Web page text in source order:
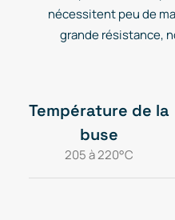
nécessitent peu de
grande résistance,
Température de la
buse
205 à 220°C